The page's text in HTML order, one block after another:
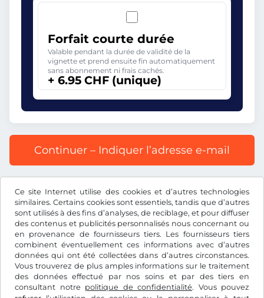
Ce site Internet utilise des cookies et d’autres technologies
similaires. Certains cookies sont essentiels, tandis que d’autres
sont utilisés à des fins d’analyses, de reciblage, et pour diffuser
des contenus et publicités personnalisés nous concernant ou
en provenance de fournisseurs tiers. Les fournisseurs tiers
combinent éventuellement ces informations avec d’autres
données qui ont été collectées dans d’autres circonstances.
Vous trouverez de plus amples informations sur le traitement
des données effectué par nos soins et par des tiers en
consultant notre politique de confidentialité. Vous pouvez
Forfait courte durée
Valable pendant la durée de validité de la
vignette et prend ensuite fin automatiquement
sans abonnement ni frais cachés.
+ 6.95 CHF (unique)
Continuer – Indiquer l’adresse e-mail
compris les frais d’enregistrement et la TVA.
CHF
Facebook Instagram